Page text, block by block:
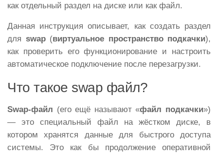
как отдельный раздел на диске или как файл.
Данная инструкция описывает, как создать раздел
для swap(виртуальное пространство подкачки),
как проверить его функционирование и настроить
автоматическое подключение после перезагрузки.
Что такое swap файл?
Swap-файл (его ещё называют «файл подкачки»)
— это специальный файл на жёстком диске, в
котором хранятся данные для быстрого доступа
системы. Это как бы продолжение оперативной